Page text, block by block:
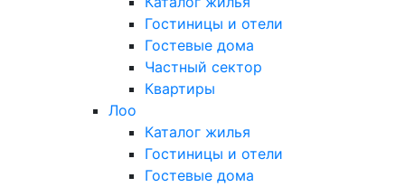
Гостиницы и отели
Гостевые дома
Частный сектор
Квартиры
Лоо
Каталог жилья
Гостиницы и отели
Гостевые дома